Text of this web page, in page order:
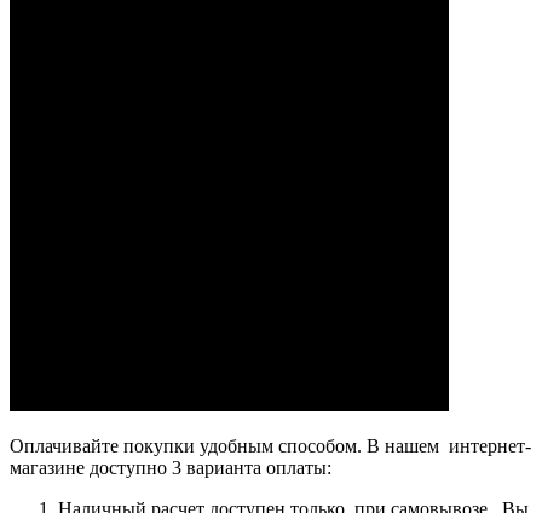
Оплачивайте покупки удобным способом. В нашем интернет-
магазине доступно 3 варианта оплаты:
Наличный расчет доступен только при самовывозе. Вы